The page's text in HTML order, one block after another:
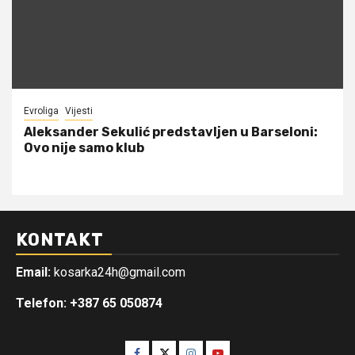
Evroliga Vijesti
Aleksander Sekulić predstavljen u Barseloni:
Ovo nije samo klub
KONTAKT
Email: kosarka24h@gmail.com
Telefon: +387 65 050874
Facebook
TwitterInstagram
Youtube